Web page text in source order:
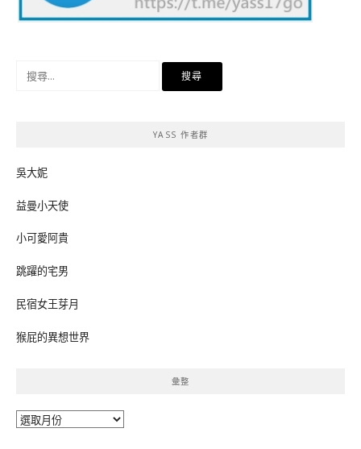
YASS 作者群
吳大妮
益曼小天使
小可愛阿貴
跳躍的宅男
民宿女王芽月
猴屁的異想世界
彙整
彙